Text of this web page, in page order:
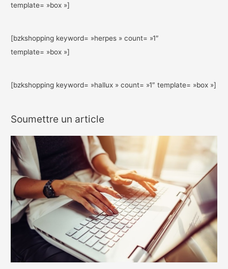
template= »box »]
[bzkshopping keyword= »herpes » count= »1″
template= »box »]
[bzkshopping keyword= »hallux » count= »1″ template= »box »]
Soumettre un article